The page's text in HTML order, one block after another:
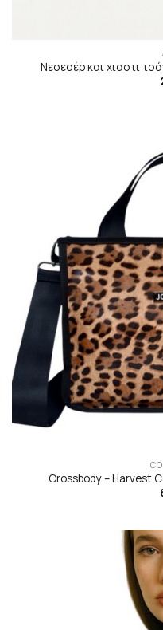
Νεσεσέρ και χιαστι
Crossbody – Harvest